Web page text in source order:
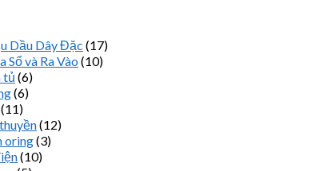
Dầu Dây Đặc (17)
Sổ và Ra Vào (10)
tủ (6)
(6)
(11)
(12)
oring(3)
(10)